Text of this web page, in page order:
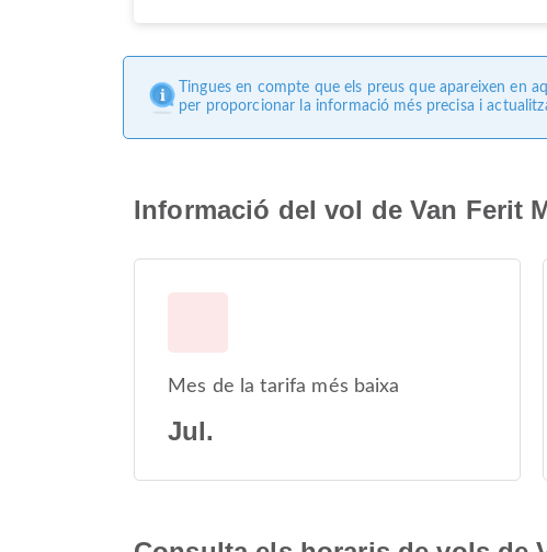
Tingues en compte que els preus que apareixen en
per proporcionar la informació més precisa i
Informació del vol de Van Ferit
Mes de la tarifa més baixa
Jul.